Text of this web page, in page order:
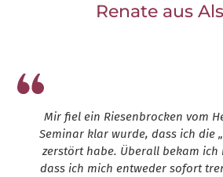
Renate aus
Mir fiel ein Riesenbrocken vom
Seminar klar wurde, dass ich die
zerstört habe. Überall bekam ich
dass ich mich entweder sofort